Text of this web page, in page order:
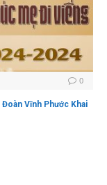
0
Vĩnh Phước Khai